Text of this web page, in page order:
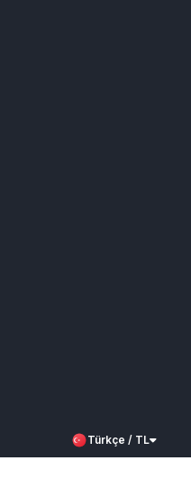
Türkçe / TL